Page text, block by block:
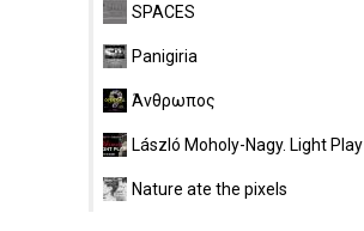
SPACES
Panigiria
Άνθρωπος
László Moholy-Nagy. Light Play
Nature ate the pixels